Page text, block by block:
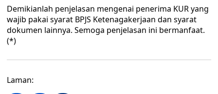
Demikianlah penjelasan mengenai penerima KUR yang
wajib pakai syarat BPJS Ketenagakerjaan dan syarat
dokumen lainnya. Semoga penjelasan ini bermanfaat.
(*)
Laman: